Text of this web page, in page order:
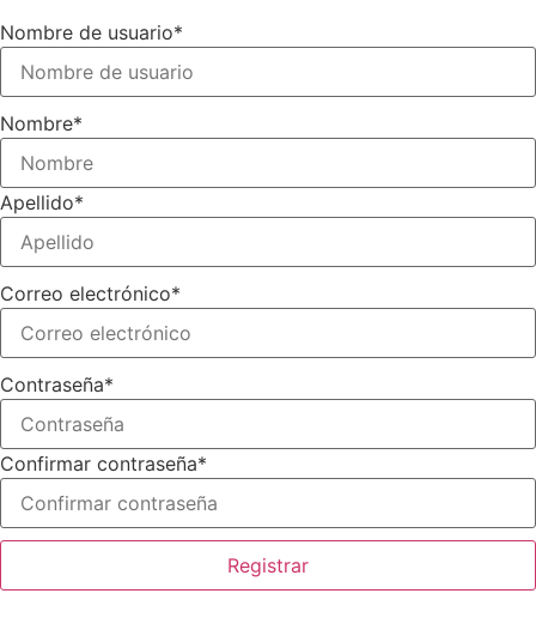
Nombre de usuario*
Nombre*
Apellido*
Correo electrónico*
Contraseña*
Confirmar contraseña*
Registrar